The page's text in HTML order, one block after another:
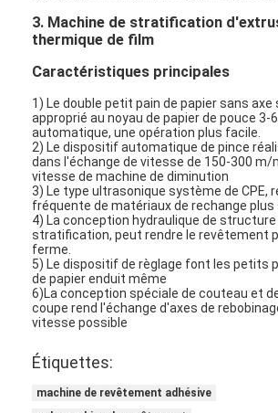
Maison
Des produits
Au sujet de nous
Contrôle de qualité
3. Machine de stratification
thermique de film
Caractéristiques principales
1) Le double petit pain de papier sans axe
approprié au noyau de papier de pouce 3-
automatique, une opération plus facile.
2) Le dispositif automatique de pince
dans l'échange de vitesse de 150-300 m/
vitesse de machine de diminution
3) Le type ultrasonique système de CPE,
fréquente de matériaux de rechange plus
4) La conception hydraulique de structure
stratification, peut rendre le revêtement
ferme.
5) Le dispositif de règlage font les petits
de papier enduit même
6)La conception spéciale de couteau et
coupe rend l'échange d'axes de
vitesse possible
Étiquettes:
machine de revêtement adhésive